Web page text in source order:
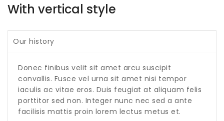
With vertical style
Our history
Donec finibus velit sit amet arcu suscipit
convallis. Fusce vel urna sit amet nisi tempor
iaculis ac vitae eros. Duis feugiat at aliquam felis
porttitor sed non. Integer nunc nec sed a ante
facilisis mattis proin lorem lectus metus et.